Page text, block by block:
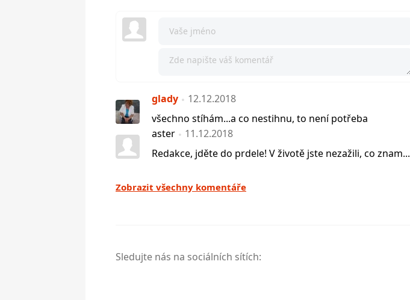
glady
12.12.2018
všechno stíhám...a co nestihnu, to není potřeba
aster
11.12.2018
Redakce, jděte do prdele! V životě jste nezažili, co znam...
Zobrazit všechny komentáře
Sledujte nás na sociálních sítích: